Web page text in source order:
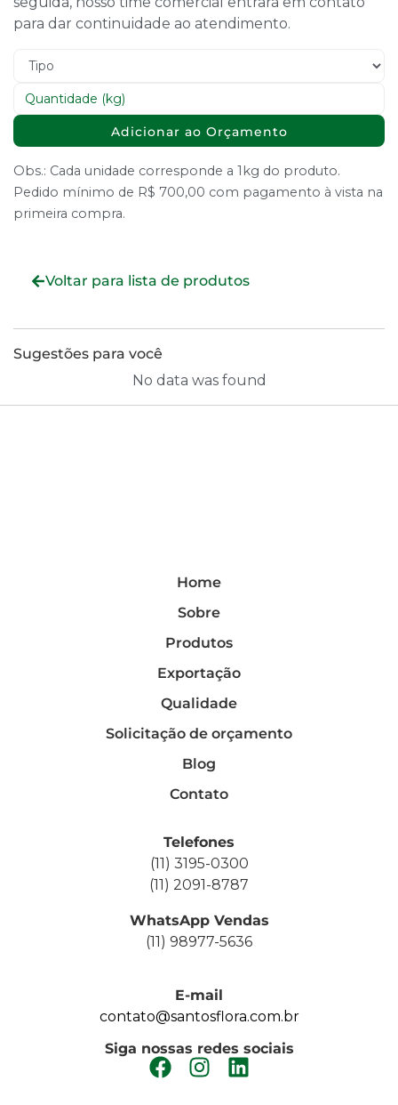
para dar continuidade ao atendimento.
Adicionar ao Orçamento
Obs.: Cada unidade corresponde a 1kg do produto.
Pedido mínimo de R$ 700,00 com pagamento à vista na
primeira compra.
Voltar para lista de produtos
Sugestões para você
No data was found
Home
Sobre
Produtos
Exportação
Qualidade
Solicitação de orçamento
Blog
Contato
Telefones
(11) 3195-0300
(11) 2091-8787
WhatsApp Vendas
(11) 98977-5636
E-mail
contato@santosflora.com.br
Siga nossas redes sociais